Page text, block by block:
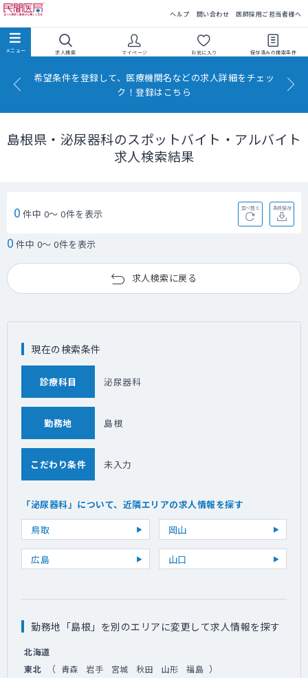
ヘルプ 問い合わせ 医師採用ご担当者様へ
求人検索 マイページ お気に入り 保存済みの検索条件
希望条件を登録して、医療機関名などの求人詳細をチェッ
ク！登録はこちら
島根県・泌尿器科のスポットバイト・アルバイト
求人検索結果
0 件中 0～ 0件を表示 並べ替え 条件保存
0 件中 0～ 0件を表示
求人検索に戻る
現在の検索条件
診療科目 泌尿器科
勤務地 島根
こだわり条件 未入力
「泌尿器科」について、近隣エリアの求人情報を探す
鳥取
岡山
広島 山口
勤務地「島根」を別のエリアに変更して求人情報を探す
北海道
東北
（ 青森 岩手 宮城 秋田 山形 福島 ）